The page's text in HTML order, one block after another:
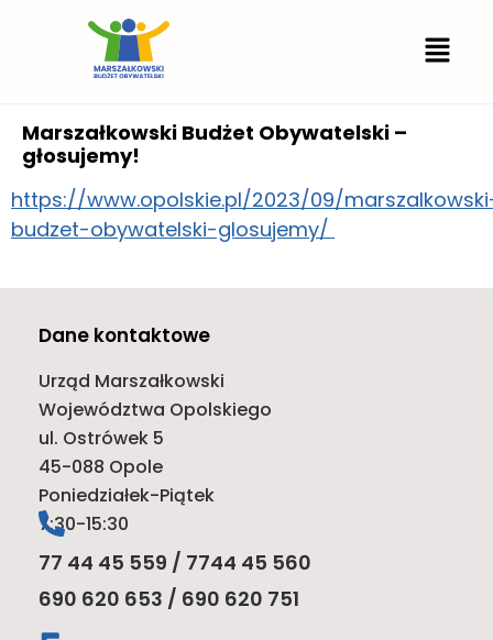
Marszałkowski Budżet Obywatelski –
głosujemy!
https://www.opolskie.pl/2023/09/
budzet-obywatelski-glosujemy/
Dane kontaktowe
Urząd Marszałkowski
Województwa Opolskiego
ul. Ostrówek 5
45-088 Opole
Poniedziałek-Piątek
7:30-15:30
77 44 45 559 / 7744 45 560
690 620 653 / 690 620 751